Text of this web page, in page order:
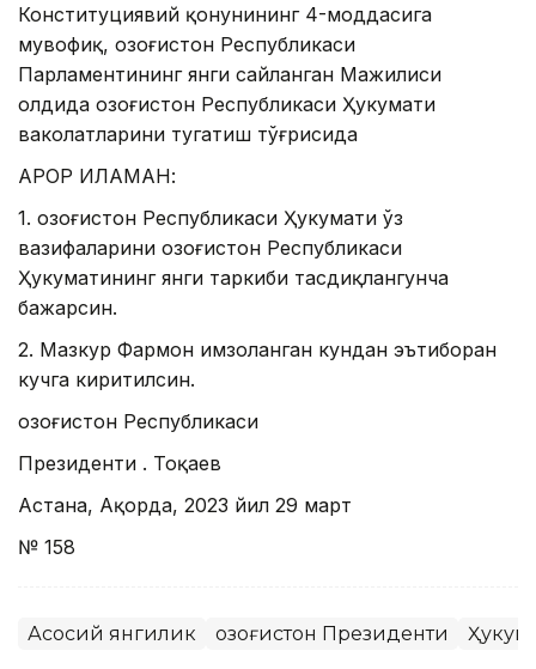
Конституциявий қонунининг 4-моддасига
мувофиқ, Қозоғистон Республикаси
Парламентининг янги сайланган Мажилиси
олдида Қозоғистон Республикаси Ҳукумати
ваколатларини тугатиш тўғрисида
ҚАРОР ҚИЛАМАН:
1. Қозоғистон Республикаси Ҳукумати ўз
вазифаларини Қозоғистон Республикаси
Ҳукуматининг янги таркиби тасдиқлангунча
бажарсин.
2. Мазкур Фармон имзоланган кундан эътиборан
кучга киритилсин.
Қозоғистон Республикаси
Президенти Қ. Тоқаев
Астана, Ақорда, 2023 йил 29 март
№ 158
Асосий янгилик Қозоғистон Президенти